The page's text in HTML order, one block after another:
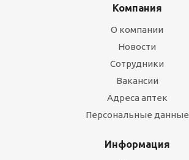
Компания
О компании
Новости
Сотрудники
Вакансии
Адреса аптек
Персональные данные
Информация